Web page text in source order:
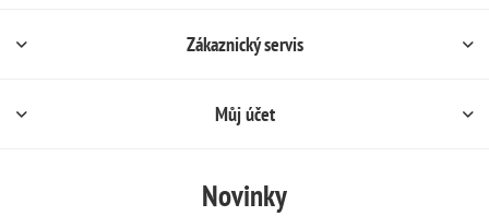
Zákaznický servis
Můj účet
Novinky